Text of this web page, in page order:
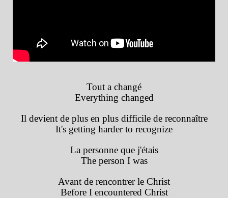
Tout a changé
Everything changed
Il devient de plus en plus difficile de reconnaître
It's getting harder to recognize
La personne que j'étais
The person I was
Avant de rencontrer le Christ
Before I encountered Christ